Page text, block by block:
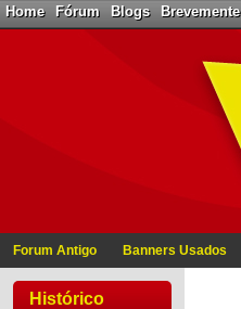
Home Fórum Blogs Brevemente
Forum Antigo Banners Usados
Histórico